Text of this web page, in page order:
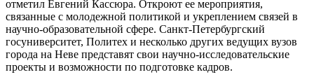
отметил Евгений Кассюра. Откроют ее мероприятия,
связанные с молодежной политикой и укреплением связей в
научно-образовательной сфере. Санкт-Петербургский
госуниверситет, Политех и несколько других ведущих вузов
города на Неве представят свои научно-исследовательские
проекты и возможности по подготовке кадров.